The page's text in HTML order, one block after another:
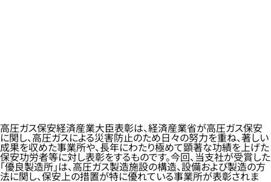
高圧ガス保安経済産業大臣表彰は、経済産業省が高圧ガス保安
に関し、高圧ガスによる災害防止のため日々の努力を重ね、著しい
成果を収めた事業所や、長年にわたり極めて顕著な功績を上げた
保安功労者等に対し表彰をするものです。今回、当支社が受賞した
「優良製造所」は、高圧ガス製造施設の構造、設備および製造の方
法に関し、保安上の措置が特に優れている事業所が表彰されま